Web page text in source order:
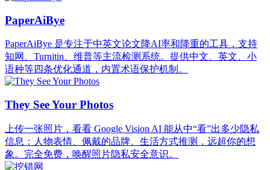
PaperAiBye
PaperAiBye 是专注于中英文论文降AI率和降重的工具，支持
知网、Turnitin、维普等主流检测系统。提供中文、英文、小
语种等四条优化通道，内置术语保护机制。
They See Your Photos
上传一张照片，看看 Google Vision AI 能从中“看”出多少隐私
信息：人物表情、佩戴的品牌、生活方式推测，远超你的想
象。完全免费，唤醒照片隐私安全意识。